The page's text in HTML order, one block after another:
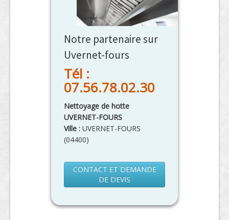
Notre partenaire sur
Uvernet-fours
Tél :
07.56.78.02.30
Nettoyage de hotte
UVERNET-FOURS
Ville : UVERNET-FOURS
(04400)
CONTACT ET DEMANDE
DE DEVIS